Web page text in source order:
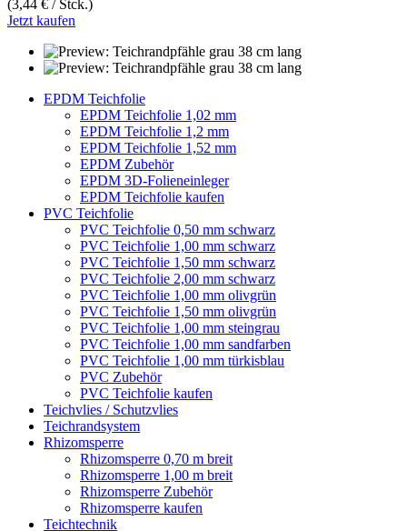
(3,44 € / Stck.)
Jetzt kaufen
EPDM Teichfolie
EPDM Teichfolie 1,02 mm
EPDM Teichfolie 1,2 mm
EPDM Teichfolie 1,52 mm
EPDM Zubehör
EPDM 3D-Folieneinleger
EPDM Teichfolie kaufen
PVC Teichfolie
PVC Teichfolie 0,50 mm schwarz
PVC Teichfolie 1,00 mm schwarz
PVC Teichfolie 1,50 mm schwarz
PVC Teichfolie 2,00 mm schwarz
PVC Teichfolie 1,00 mm olivgrün
PVC Teichfolie 1,50 mm olivgrün
PVC Teichfolie 1,00 mm steingrau
PVC Teichfolie 1,00 mm sandfarben
PVC Teichfolie 1,00 mm türkisblau
PVC Zubehör
PVC Teichfolie kaufen
Teichvlies / Schutzvlies
Teichrandsystem
Rhizomsperre
Rhizomsperre 0,70 m breit
Rhizomsperre 1,00 m breit
Rhizomsperre Zubehör
Rhizomsperre kaufen
Teichtechnik